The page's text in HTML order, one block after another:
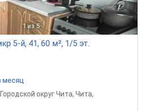
1 из 5
5-й, 41, 60 м², 1/5 эт.
месяц
Городской округ Чита, Чита,